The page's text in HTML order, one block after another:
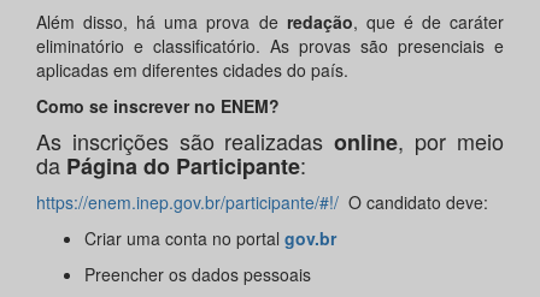
Além disso, há uma prova de redação, que é de caráter
eliminatório e classificatório. As provas são presenciais e
aplicadas em diferentes cidades do país.
Como se inscrever no ENEM?
As inscrições são realizadasonline, por meio
da Página do Participante:
https://enem.inep.gov.br/participante/#!/ O candidato deve:
Criar uma conta no portal gov.br
Preencher os dados pessoais